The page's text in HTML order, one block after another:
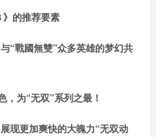
》的推荐要素
“戰國無雙”众多英雄的梦幻共
，为“无双”系列之最！
现更加爽快的大魄力“无双动